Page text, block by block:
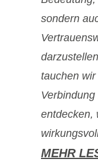
sondern
tauchen
entdecken,
MEHR